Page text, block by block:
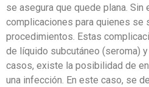
se asegura que quede plana. Sin
complicaciones para quienes se
procedimientos. Estas
de líquido subcutáneo (seroma)
casos, existe la posibilidad de
una infección. En este caso, se